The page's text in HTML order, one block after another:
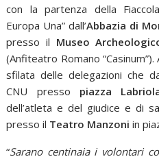
con la partenza della
Europa Una” dall’Abbazia di
presso il Museo
(Anfiteatro Romano
sfilata delle delegazioni che
CNU presso piazza
dell’atleta e del giudice e di
presso il Teatro Manzoni in
“Sarano centinaia i volontari